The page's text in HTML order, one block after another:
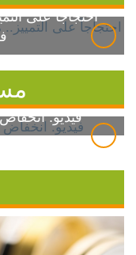
احتجاجاً على
فيديو: